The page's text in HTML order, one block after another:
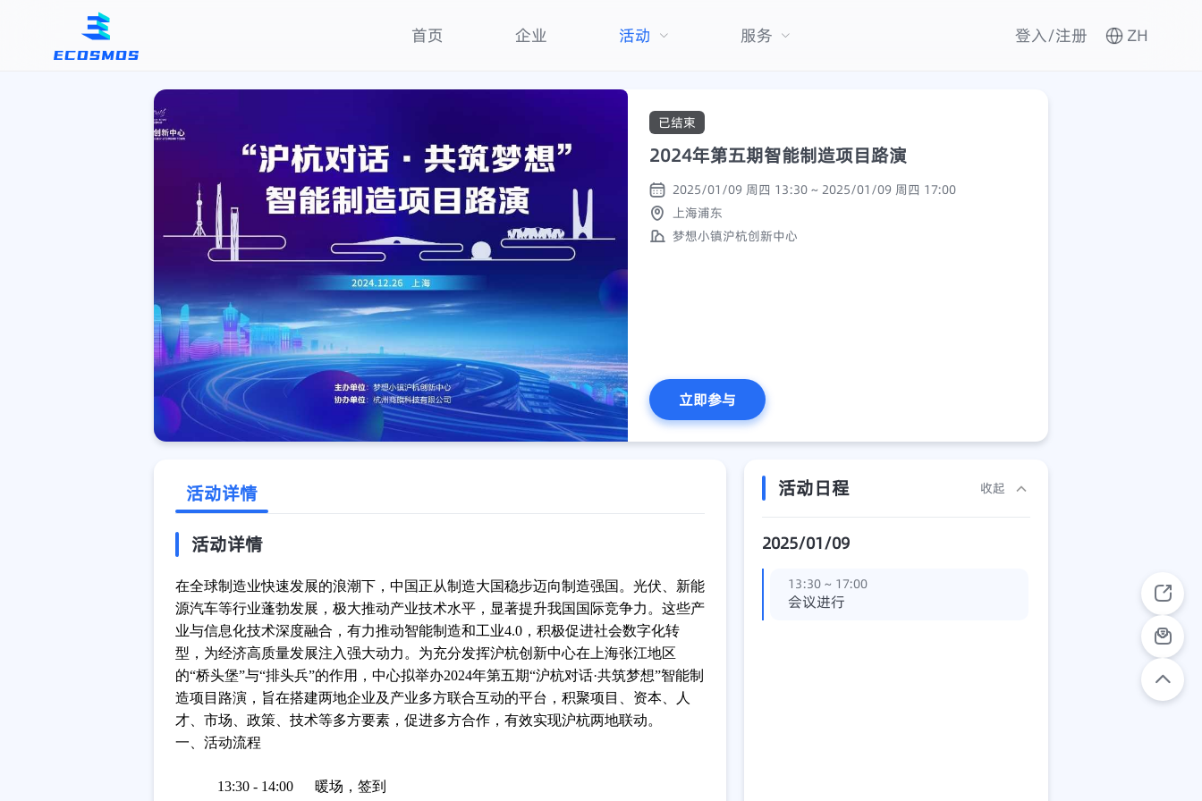
首页 企业 活动 服务 登入/注册 ZH
已结束
2024年第五期智能制造项目路演
2025/01/09 周四 13:30 ~ 2025/01/09 周四 17:00
上海浦东
梦想小镇沪杭创新中心
立即参与
活动详情
活动详情
在全球制造业快速发展的浪潮下，中国正从制造大国稳步迈向制造强国。光伏、新能
源汽车等行业蓬勃发展，极大推动产业技术水平，显著提升我国国际竞争力。这些产
业与信息化技术深度融合，有力推动智能制造和工业4.0，积极促进社会数字化转
型，为经济高质量发展注入强大动力。为充分发挥沪杭创新中心在上海张江地区
的“桥头堡”与“排头兵”的作用，中心拟举办2024年第五期“沪杭对话·共筑梦想”智能制
造项目路演，旨在搭建两地企业及产业多方联合互动的平台，积聚项目、资本、人
才、市场、政策、技术等多方要素，促进多方合作，有效实现沪杭两地联动。
一、活动流程
13:30 - 14:00 暖场，签到
活动日程 收起
2025/01/09
13:30 ~ 17:00
会议进行